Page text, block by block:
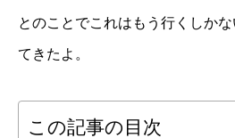
とのことでこれはもう行くしか
てきたよ。
この記事の目次